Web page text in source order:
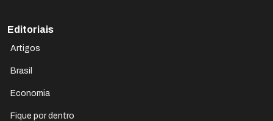
Editoriais
Artigos
Brasil
Economia
Fique por dentro